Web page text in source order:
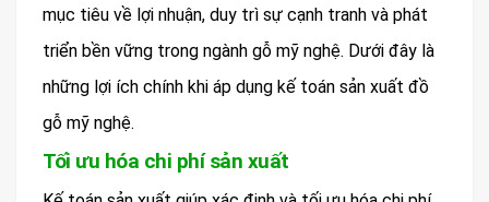
mục tiêu về lợi nhuận, duy trì sự cạnh tranh và phát
triển bền vững trong ngành gỗ mỹ nghệ. Dưới đây là
những lợi ích chính khi áp dụng kế toán sản xuất đồ
gỗ mỹ nghệ.
Tối ưu hóa chi phí sản xuất